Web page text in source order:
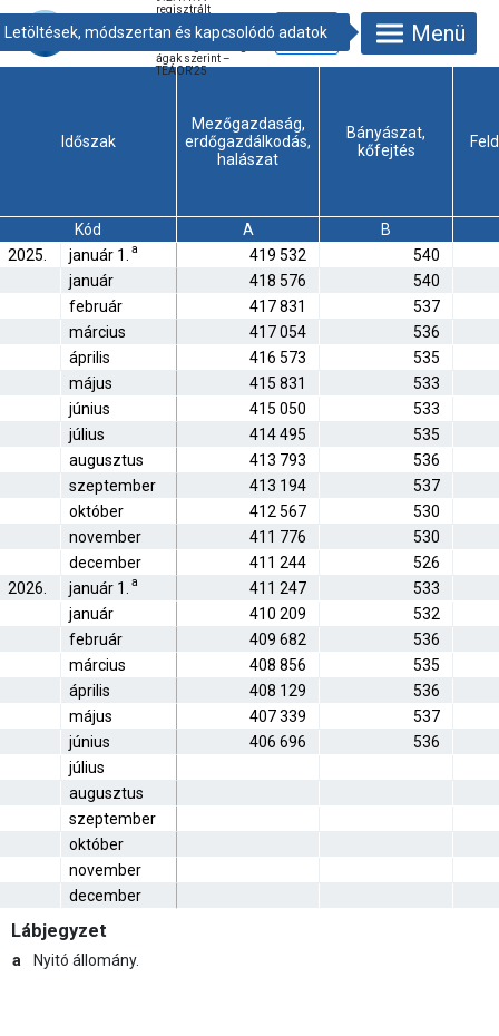
regisztrált
száma havonta,
ágak szerint –
TEÁOR'25
Menü
Időszak
Mezőgazdaság,
erdőgazdálkodás,
halászat
Bányászat,
kőfejtés
Kód A
B
2025.
január 1. a 419 532
540
január
418 576
540
február
417 831
537
március
417 054
536
április
416 573
535
május
415 831
533
június
415 050
533
július
414 495
535
augusztus
413 793
536
szeptember
413 194
537
október
412 567
530
november
411 776
530
december
411 244
526
2026.
január 1. a 411 247
533
január
410 209
532
február
409 682
536
március
408 856
535
április
408 129
536
május
407 339
537
június
406 696
536
július
augusztus
szeptember
október
november
december
Lábjegyzet
a Nyitó állomány.